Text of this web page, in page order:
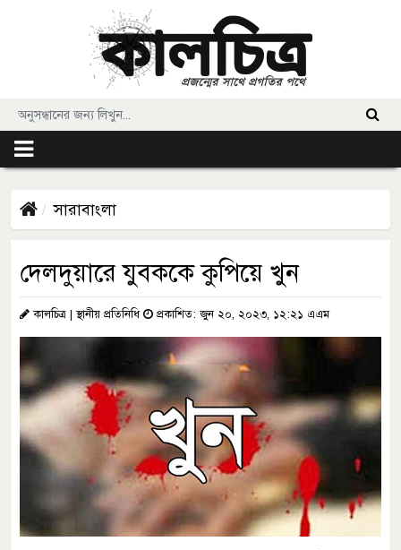
সারাবাংলা
দেলদুয়ারে যুবককে কুপিয়ে খুন
কালচিত্র | স্থানীয় প্রতিনিধি প্রকাশিত: জুন ২০, ২০২৩, ১২:২১ এএম